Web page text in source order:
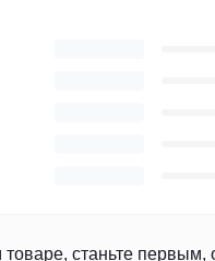
станьте первым,